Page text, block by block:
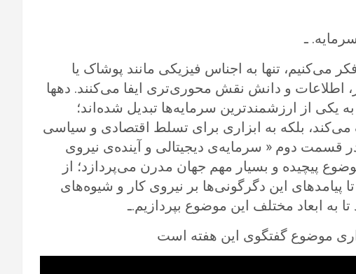
ـ
می‌کنیم، تنها به اجناس فیزیکی مانند پوشاک یا
اطلاعات و دانش نقش محوری‌تری ایفا می‌کنند. دهها
از ارزشمندترین سرمایه‌ها تبدیل شده‌اند؛
می‌کند، بلکه به ابزاری برای تسلط اقتصادی و سیاسی
دوم « سرمایه‌ی دیجیتالی و آینده‌ی نیروی
پیچیده و بسیار مهم جهان مدرن می‌پردازد؛ از
پیامدهای این دگرگونی‌ها بر نیروی کار و شیوه‌های
به ابعاد مختلف این موضوع بپردازیم.ـ
موضوع گفتگوی این هفته است